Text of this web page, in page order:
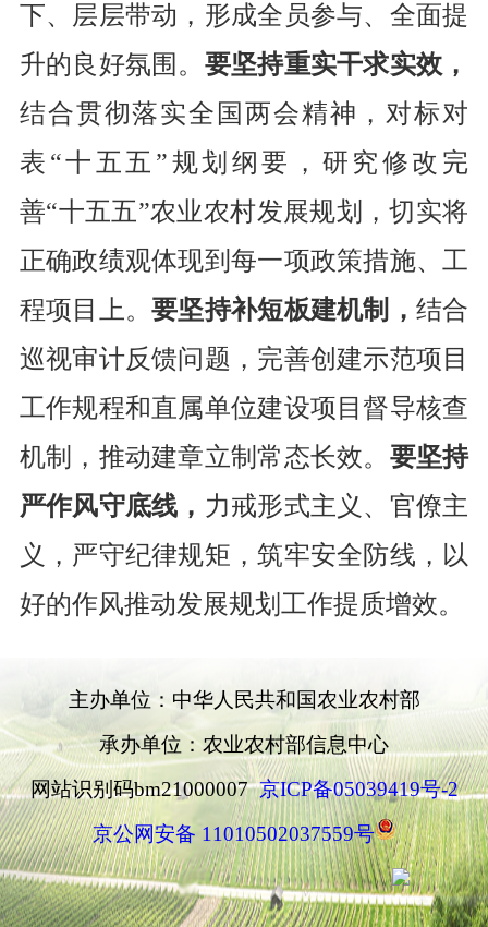
下、层层带动，形成全员参与、全面提
升的良好氛围。 要坚持重实干求实效，
结合贯彻落实全国 两会精神，对标对
表 “十五五 ”规划纲要，研究修改完
善“十五五”农业农村发展规划，切实将
正确政绩观体现到每一项政策措施、工
程项目上。要坚持补短板建机制， 结合
巡视审计反馈问题，完善创建示范项目
工作规程和直属单位建设项目督导核查
机制
，推动建章立制常态长效。 要坚持
严作风守底线， 力戒形式主义、官僚主
义，严守纪律规矩，筑牢安全防线，以
好的作风推动发展规划工作提质增效。
主办单位：中华人民共和国农业农村部
承办单位：农业农村部信息中心
网站识别码bm21000007京ICP备05039419号-2
京公网安备 11010502037559号